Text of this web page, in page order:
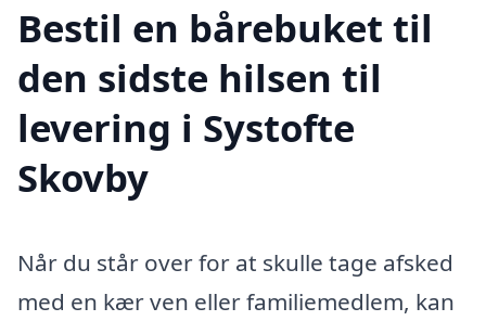
Bestil en bårebuket til
den sidste hilsen til
levering i Systofte
Skovby
Når du står over for at skulle tage afsked
med en kær ven eller familiemedlem, kan